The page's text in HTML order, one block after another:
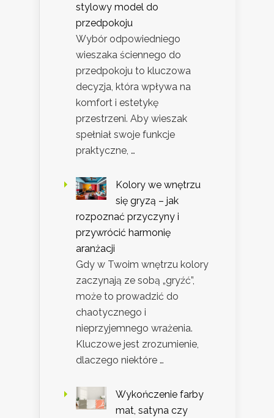
stylowy model do
przedpokoju
Wybór odpowiedniego
wieszaka ściennego do
przedpokoju to kluczowa
decyzja, która wpływa na
komfort i estetykę
przestrzeni. Aby wieszak
spełniał swoje funkcje
praktyczne, …
Kolory we wnętrzu
się gryzą – jak
rozpoznać przyczyny i
przywrócić harmonię
aranżacji
Gdy w Twoim wnętrzu kolory
zaczynają ze sobą „gryźć”,
może to prowadzić do
chaotycznego i
nieprzyjemnego wrażenia.
Kluczowe jest zrozumienie,
dlaczego niektóre …
Wykończenie farby
mat, satyna czy